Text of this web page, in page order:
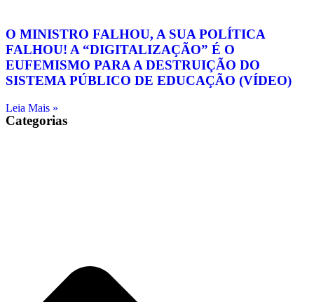
O MINISTRO FALHOU, A SUA POLÍTICA
FALHOU! A “DIGITALIZAÇÃO” É O
EUFEMISMO PARA A DESTRUIÇÃO DO
SISTEMA PÚBLICO DE EDUCAÇÃO (VÍDEO)
Leia Mais »
Categorias